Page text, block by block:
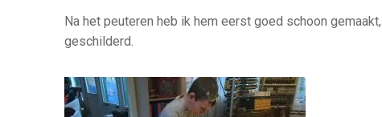
Na het peuteren heb ik hem eerst goed schoon
geschilderd.